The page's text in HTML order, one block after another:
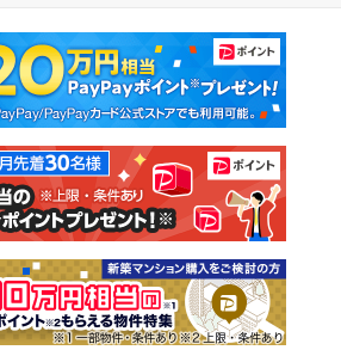
中古マンション
中古一戸建て
土地
教えて！住まいの先生